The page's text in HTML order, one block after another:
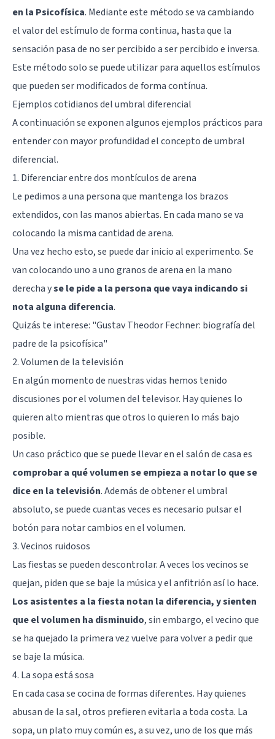
en la Psicofísica. Mediante este método se va cambiando
el valor del estímulo de forma continua, hasta que la
sensación pasa de no ser percibido a ser percibido e inversa.
Este método solo se puede utilizar para aquellos estímulos
que pueden ser modificados de forma contínua.
Ejemplos cotidianos del umbral diferencial
A continuación se exponen algunos ejemplos prácticos para
entender con mayor profundidad el concepto de umbral
diferencial.
1. Diferenciar entre dos montículos de arena
Le pedimos a una persona que mantenga los brazos
extendidos, con las manos abiertas. En cada mano se va
colocando la misma cantidad de arena.
Una vez hecho esto, se puede dar inicio al experimento. Se
van colocando uno a uno granos de arena en la mano
derecha yse le pide a la persona que vaya indicando si
nota alguna diferencia.
Quizás te interese: "Gustav Theodor Fechner: biografía del
padre de la psicofísica"
2. Volumen de la televisión
En algún momento de nuestras vidas hemos tenido
discusiones por el volumen del televisor. Hay quienes lo
quieren alto mientras que otros lo quieren lo más bajo
posible.
Un caso práctico que se puede llevar en el salón de casa es
comprobar a qué volumen se empieza a notar lo que se
dice en la televisión. Además de obtener el umbral
absoluto, se puede cuantas veces es necesario pulsar el
botón para notar cambios en el volumen.
3. Vecinos ruidosos
Las fiestas se pueden descontrolar. A veces los vecinos se
quejan, piden que se baje la música y el anfitrión así lo hace.
Los asistentes a la fiesta notan la diferencia, y sienten
que el volumen ha disminuido, sin embargo, el vecino que
se ha quejado la primera vez vuelve para volver a pedir que
se baje la música.
4. La sopa está sosa
En cada casa se cocina de formas diferentes. Hay quienes
abusan de la sal, otros prefieren evitarla a toda costa. La
sopa, un plato muy común es, a su vez, uno de los que más